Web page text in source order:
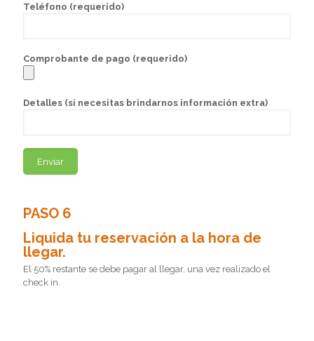
Teléfono (requerido)
Comprobante de pago (requerido)
Detalles (si necesitas brindarnos información extra)
PASO 6
Liquida tu reservación a la hora de
llegar.
El 50% restante se debe pagar al llegar, una vez realizado el
check in.